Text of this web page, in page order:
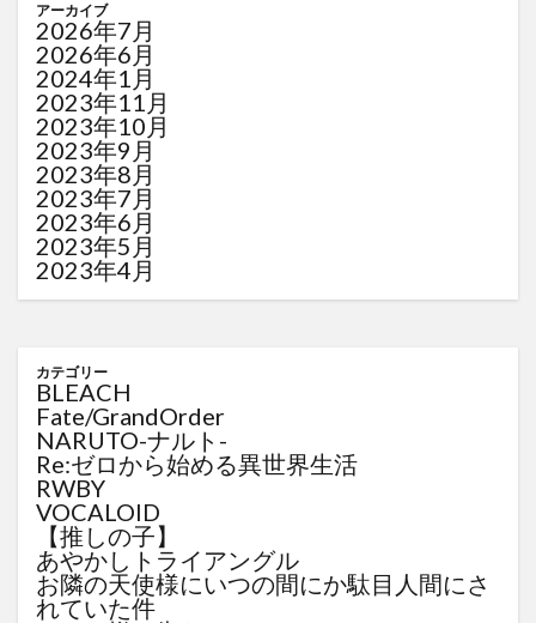
アーカイブ
2026年7月
2026年6月
2024年1月
2023年11月
2023年10月
2023年9月
2023年8月
2023年7月
2023年6月
2023年5月
2023年4月
カテゴリー
BLEACH
Fate/GrandOrder
NARUTO-ナルト-
Re:ゼロから始める異世界生活
RWBY
VOCALOID
【推しの子】
あやかしトライアングル
お隣の天使様にいつの間にか駄目人間にさ
れていた件